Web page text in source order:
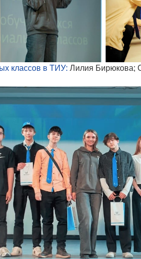
классов в ТИУ: Лилия Бирюкова;